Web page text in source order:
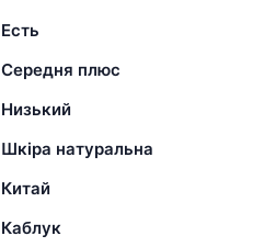
Есть
Середня плюс
Низький
Шкіра натуральна
Китай
Каблук